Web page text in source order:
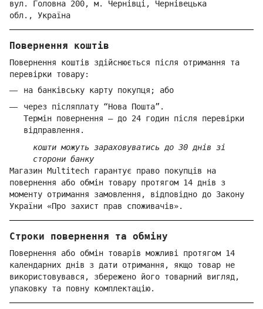
вул. Головна 200, м. Чернівці, Чернівецька
обл., Україна
Повернення коштів
Повернення коштів здійснюється після отримання та
перевірки товару:
на банківську карту покупця; або
через післяплату “Нова Пошта”.
Термін повернення — до 24 годин після перевірки
відправлення.
кошти можуть зараховуватись до 30 днів зі
сторони банку
Магазин Multitech гарантує право покупців на
повернення або обмін товару протягом 14 днів з
моменту отримання замовлення, відповідно до Закону
України «Про захист прав споживачів».
Строки повернення та обміну
Повернення або обмін товарів можливі протягом 14
календарних днів з дати отримання, якщо товар не
використовувався, збережено його товарний вигляд,
упаковку та повну комплектацію.